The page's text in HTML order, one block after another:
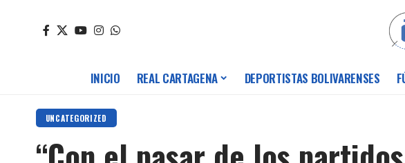
INICIO REAL CARTAGENA DEPORTISTAS BOLIVARENSES
UNCATEGORIZED